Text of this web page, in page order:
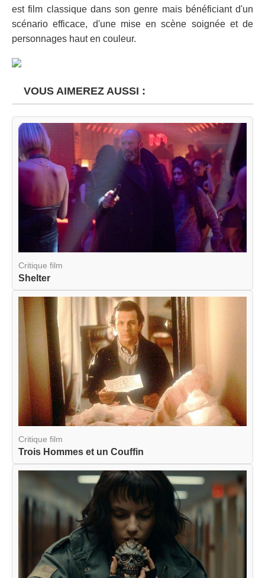
est film classique dans son genre mais bénéficiant d'un
scénario efficace, d'une mise en scène soignée et de
personnages haut en couleur.
VOUS AIMEREZ AUSSI :
Critique film
Shelter
Critique film
Trois Hommes et un Couffin